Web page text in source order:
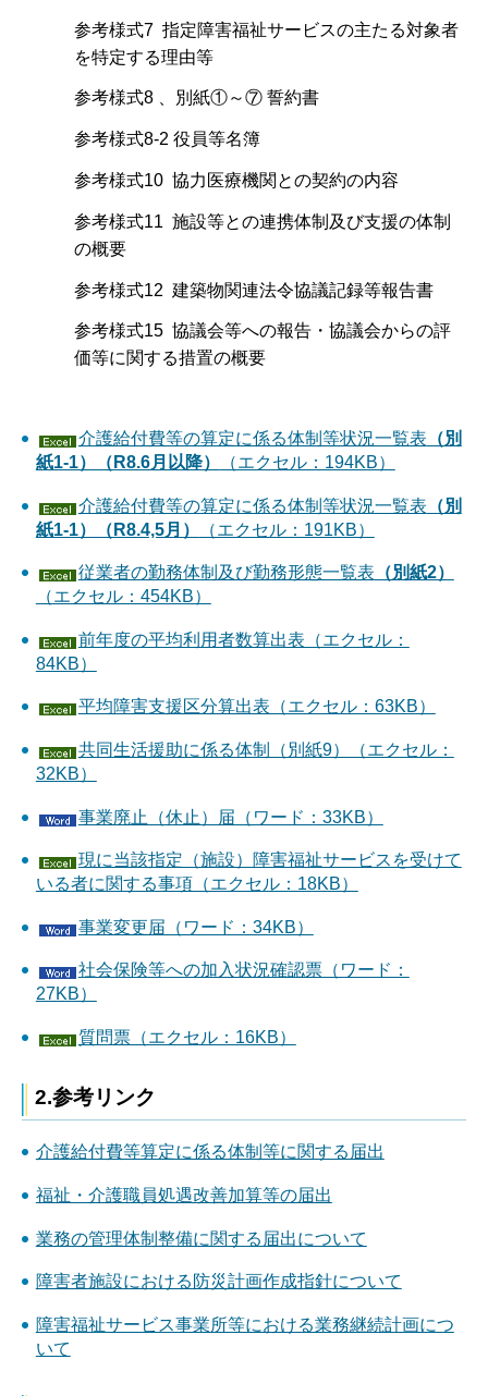
参考様式7 指定障害福祉サービスの主たる対象者
を特定する理由等
参考様式8 、別紙①～⑦ 誓約書
参考様式8-2 役員等名簿
参考様式10 協力医療機関との契約の内容
参考様式11 施設等との連携体制及び支援の体制
の概要
参考様式12 建築物関連法令協議記録等報告書
参考様式15 協議会等への報告・協議会からの評
価等に関する措置の概要
介護給付費等の算定に係る体制等状況一覧表 （別
紙1-1）（R8.6月以降）
（エクセル：194KB）
介護給付費等の算定に係る体制等状況一覧表 （別
紙1-1）（R8.4,5月）
（エクセル：191KB）
従業者の勤務体制及び勤務形態一覧表 （別紙2）
（エクセル：454KB）
前年度の平均利用者数算出表（エクセル：
84KB）
平均障害支援区分算出表（エクセル：63KB）
共同生活援助に係る体制（別紙9）（エクセル：
32KB）
事業廃止（休止）届（ワード：33KB）
現に当該指定（施設）障害福祉サービスを受けて
いる者に関する事項（エクセル：18KB）
事業変更届（ワード：34KB）
社会保険等への加入状況確認票（ワード：
27KB）
質問票（エクセル：16KB）
2.参考リンク
介護給付費等算定に係る体制等に関する届出
福祉・介護職員処遇改善加算等の届出
業務の管理体制整備に関する届出について
障害者施設における防災計画作成指針について
障害福祉サービス事業所等における業務継続計画につ
いて